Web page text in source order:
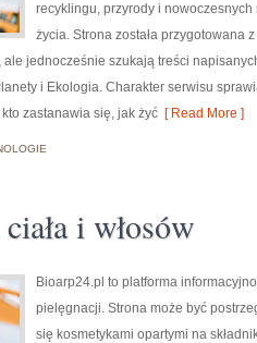
recyklingu, przyrody i
życia. Strona została przygotowana
jednocześnie szukają treści
i Ekologia. Charakter serwisu
zastanawia się, jak żyć [ Read More ]
i włosów
Bioarp24.pl to platforma
pielęgnacji. Strona może być
się kosmetykami opartymi na